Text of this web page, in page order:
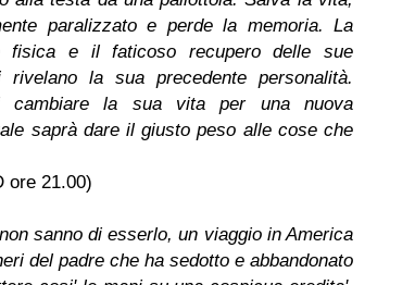
paralizzato e perde la memoria. La
fisica e il faticoso recupero delle sue
la sua precedente personalità.
cambiare la sua vita per una nuova
saprà dare il giusto peso alle cose che
ore 21.00)
sanno di esserlo, un viaggio in America
del padre che ha sedotto e abbandonato